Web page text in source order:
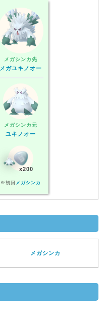
メガシンカ先
メガユキノオー
メガシンカ元
ユキノオー
x200
※初回 メガシンカ
メガシンカ